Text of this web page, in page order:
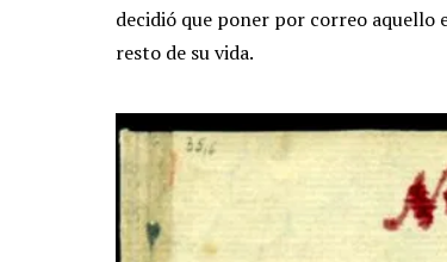
decidió que poner por correo
resto de su vida.